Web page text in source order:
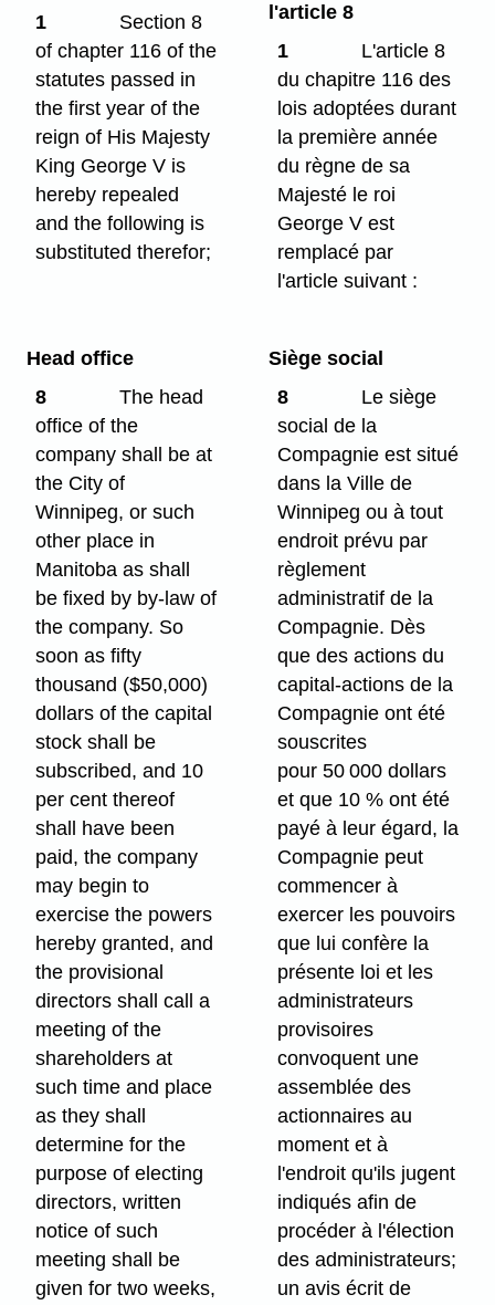
1
Section 8
of chapter 116 of the
statutes passed in
the first year of the
reign of His Majesty
King George V is
hereby repealed
and the following is
substituted therefor;
l'article 8
1
L'article 8
du chapitre 116 des
lois adoptées durant
la première année
du règne de sa
Majesté le roi
George V est
remplacé par
l'article suivant :
Head office
8
The head
office of the
company shall be at
the City of
Winnipeg, or such
other place in
Manitoba as shall
be fixed by by-law of
the company. So
soon as fifty
thousand ($50,000)
dollars of the capital
stock shall be
subscribed, and 10
per cent thereof
shall have been
paid, the company
may begin to
exercise the powers
hereby granted, and
the provisional
directors shall call a
meeting of the
shareholders at
such time and place
as they shall
determine for the
purpose of electing
directors, written
notice of such
meeting shall be
given for two weeks,
Siège social
8
Le siège
social de la
Compagnie est situé
dans la Ville de
Winnipeg ou à tout
endroit prévu par
règlement
administratif de la
Compagnie. Dès
que des actions du
capital-actions de la
Compagnie ont été
souscrites
pour 50 000 dollars
et que 10 % ont été
payé à leur égard, la
Compagnie peut
commencer à
exercer les pouvoirs
que lui confère la
présente loi et les
administrateurs
provisoires
convoquent une
assemblée des
actionnaires au
moment et à
l'endroit qu'ils jugent
indiqués afin de
procéder à l'élection
des administrateurs;
un avis écrit de